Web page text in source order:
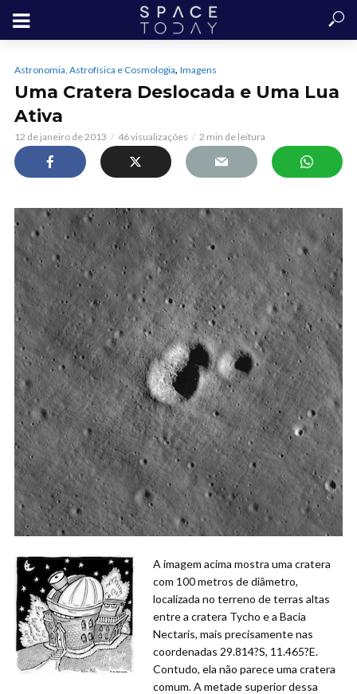
Astronomia, Astrofísica e Cosmologia, Imagens
Uma Cratera Deslocada e Uma Lua
Ativa
12 de janeiro de 2013 46 visualizações 2 min de leitura
A imagem acima mostra uma cratera
com 100 metros de diâmetro,
localizada no terreno de terras altas
entre a cratera Tycho e a Bacia
Nectaris, mais precisamente nas
coordenadas 29.814?S, 11.465?E.
Contudo, ela não parece uma cratera
comum. A metade superior dessa